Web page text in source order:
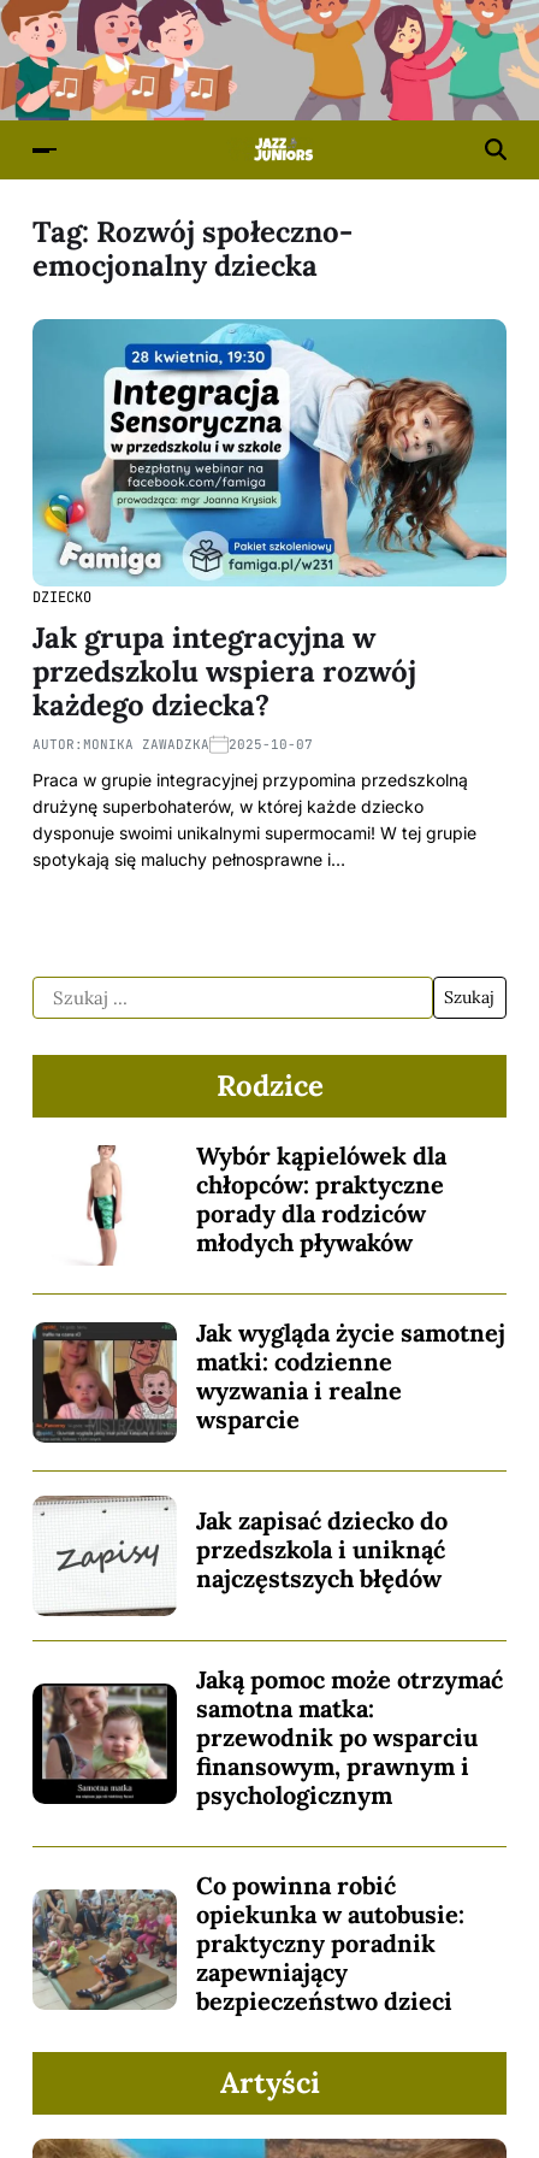
Tag: Rozwój społeczno-
emocjonalny dziecka
DZIECKO
Jak grupa integracyjna w
przedszkolu wspiera rozwój
każdego dziecka?
AUTOR: MONIKA ZAWADZKA 2025-10-07
Praca w grupie integracyjnej przypomina przedszkolną
drużynę superbohaterów, w której każde dziecko
dysponuje swoimi unikalnymi supermocami! W tej grupie
spotykają się maluchy pełnosprawne i…
Rodzice
Wybór kąpielówek dla
chłopców: praktyczne
porady dla rodziców
młodych pływaków
Jak wygląda życie samotnej
matki: codzienne
wyzwania i realne
wsparcie
Jak zapisać dziecko do
przedszkola i uniknąć
najczęstszych błędów
Jaką pomoc może otrzymać
samotna matka:
przewodnik po wsparciu
finansowym, prawnym i
psychologicznym
Co powinna robić
opiekunka w autobusie:
praktyczny poradnik
zapewniający
bezpieczeństwo dzieci
Artyści